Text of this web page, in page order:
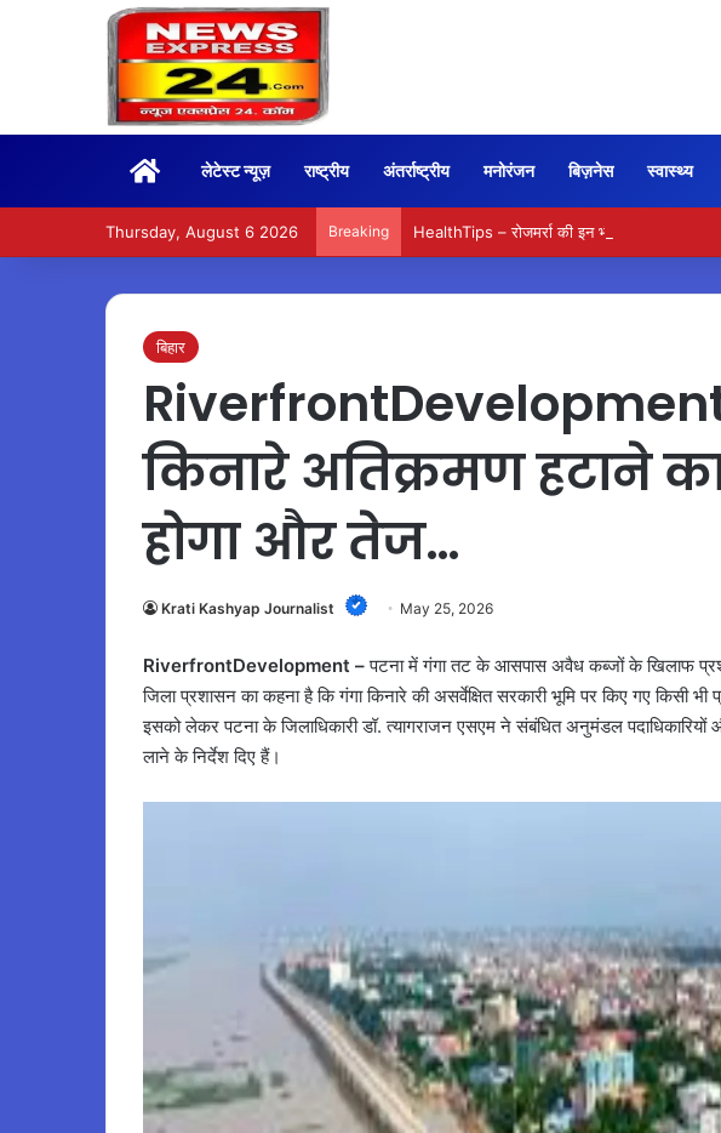
Homeलेटेस्ट न्यूज़ राष्ट्रीय अंतर्राष्ट्रीय मनोरंजन बिज़नेस स्वास्थ्य
Thursday, August 6 2026 Breaking HealthTips – रोजमर्रा की इन भीगी चीजों को
बिहार
किनारे अतिक्रमण हटाने
होगा और तेज…
Krati Kashyap Journalist May 25, 2026
RiverfrontDevelopment –पटना में गंगा तट के आसपास अवैध कब्जों के खिलाफ
जिला प्रशासन का कहना है कि गंगा किनारे की असर्वेक्षित सरकारी भूमि पर किए गए किसी भी
इसको लेकर पटना के जिलाधिकारी डॉ. त्यागराजन एसएम ने संबंधित अनुमंडल पदाधिकारियों
लाने के निर्देश दिए हैं।